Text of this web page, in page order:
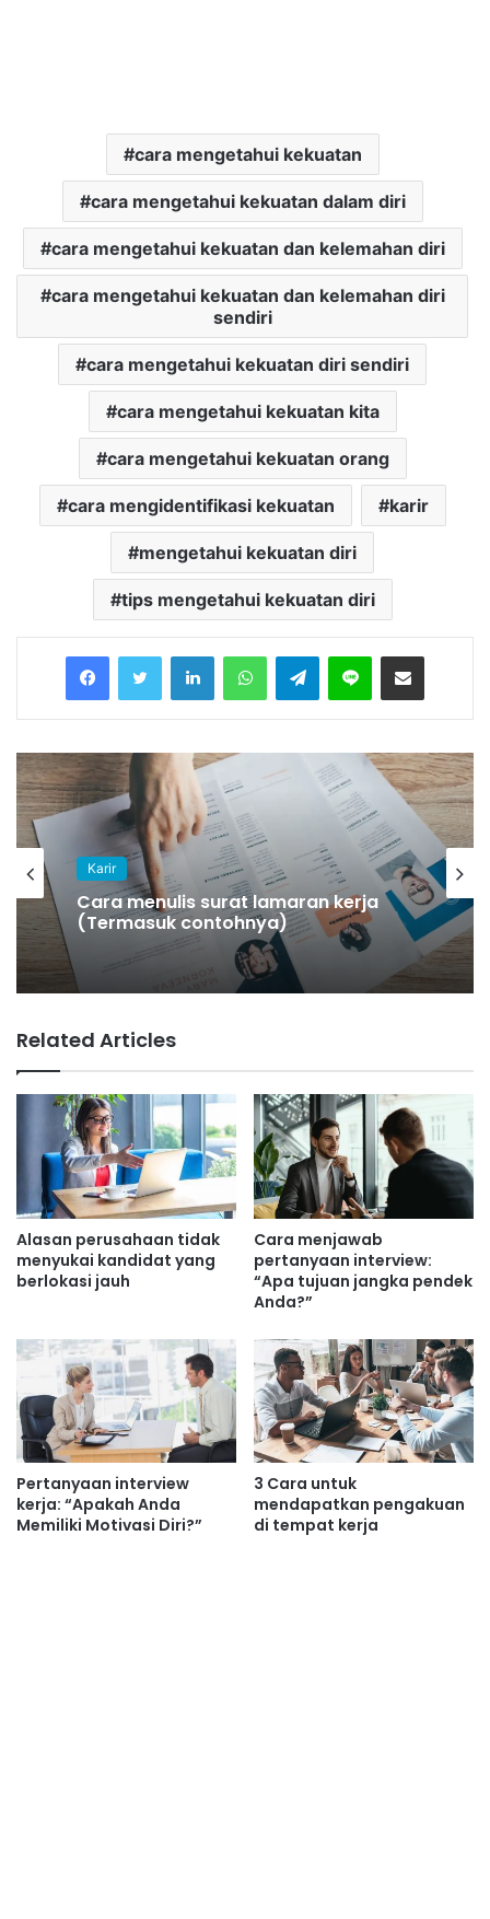
cara mengetahui kekuatan
cara mengetahui kekuatan dalam diri
cara mengetahui kekuatan dan kelemahan diri
cara mengetahui kekuatan dan kelemahan diri
sendiri
cara mengetahui kekuatan diri sendiri
cara mengetahui kekuatan kita
cara mengetahui kekuatan orang
cara mengidentifikasi kekuatan karir
mengetahui kekuatan diri
tips mengetahui kekuatan diri
Telegram
Karir
Cara menulis surat lamaran kerja
(Termasuk contohnya)
Related Articles
Alasan perusahaan tidak
menyukai kandidat yang
berlokasi jauh
Cara menjawab
pertanyaan interview:
“Apa tujuan jangka pendek
Anda?”
Pertanyaan interview
kerja: “Apakah Anda
Memiliki Motivasi Diri?”
3 Cara untuk
mendapatkan pengakuan
di tempat kerja